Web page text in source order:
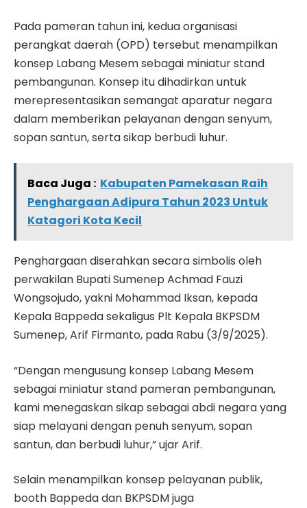
Pada pameran tahun ini, kedua organisasi
perangkat daerah (OPD) tersebut menampilkan
konsep Labang Mesem sebagai miniatur stand
pembangunan. Konsep itu dihadirkan untuk
merepresentasikan semangat aparatur negara
dalam memberikan pelayanan dengan senyum,
sopan santun, serta sikap berbudi luhur.
Baca Juga : Kabupaten Pamekasan Raih
Penghargaan Adipura Tahun 2023 Untuk
Katagori Kota Kecil
Penghargaan diserahkan secara simbolis oleh
perwakilan Bupati Sumenep Achmad Fauzi
Wongsojudo, yakni Mohammad Iksan, kepada
Kepala Bappeda sekaligus Plt Kepala BKPSDM
Sumenep, Arif Firmanto, pada Rabu (3/9/2025).
“Dengan mengusung konsep Labang Mesem
sebagai miniatur stand pameran pembangunan,
kami menegaskan sikap sebagai abdi negara yang
siap melayani dengan penuh senyum, sopan
santun, dan berbudi luhur,” ujar Arif.
Selain menampilkan konsep pelayanan publik,
booth Bappeda dan BKPSDM juga